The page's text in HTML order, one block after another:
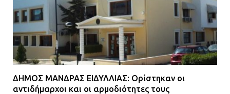
ΔΗΜΟΣ ΜΑΝΔΡΑΣ ΕΙΔΥΛΛΙΑΣ: Ορίστηκαν οι
αντιδήμαρχοι και οι αρμοδιότητες τους